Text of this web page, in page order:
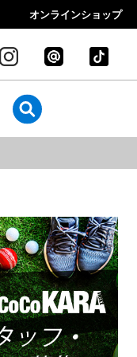
オンラインショップ